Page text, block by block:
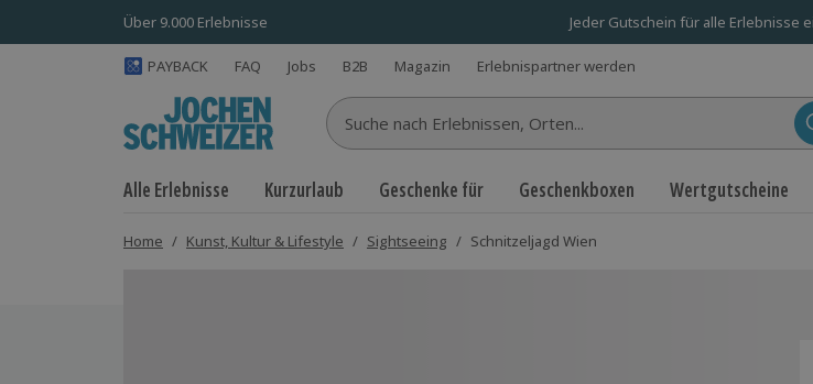
Über 9.000 Erlebnisse Jeder Gutschein für alle Erlebnisse
PAYBACK FAQ Jobs B2B Magazin Erlebnispartner werden
Suche nach Erlebnissen...
Alle Erlebnisse Kurzurlaub Geschenke für Geschenkboxen Wertgutscheine
Home / Kunst, Kultur & Lifestyle / Sightseeing / Schnitzeljagd Wien